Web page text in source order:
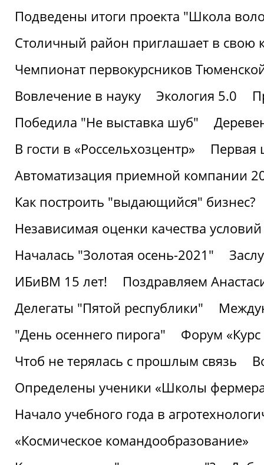
Подведены итоги проекта "Школа
Столичный район приглашает в свою
Чемпионат первокурсников
Вовлечение в науку
Экология 5.0
Победила "Не выставка шуб"
В гости в «Россельхозцентр»
Первая
Автоматизация приемной компании
Как построить "выдающийся" бизнес?
Независимая оценки качества
Началась "Золотая осень-2021"
ИБиВМ 15 лет!
Поздравляем
Делегаты "Пятой республики"
"День осеннего пирога"
Форум «Курс
Чтоб не терялась с прошлым связь
Определены ученики «Школы
Начало учебного года в
«Космическое командообразование»